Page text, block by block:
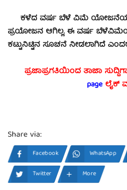
ಕಳೆದ ವರ್ಷ ಬೆಳೆ ವಿಮೆ ಯೋಜನೆಯಡಿ
ಪ್ರಯೋಜನ ಆಗಿಲ್ಲ. ಈ ವರ್ಷ
ಕಟ್ಟುನಿಟ್ಟಿನ ಸೂಚನೆ ನೀಡಲಾಗಿದೆ
ಪ್ರಜಾಪ್ರಗತಿಯಿಂದ ತಾಜಾ
page ಲೈಕ್
Share via:
Facebook WhatsApp
Twitter
More